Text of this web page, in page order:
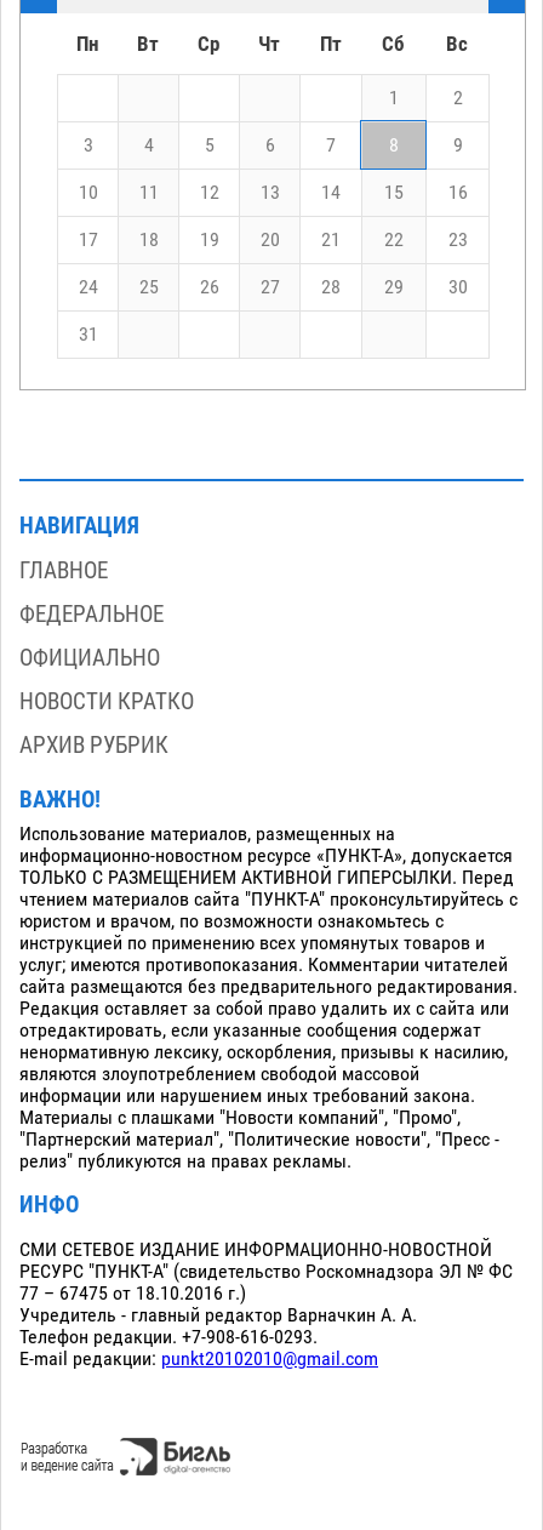
Пн Вт Ср Чт Пт Сб Вс
1 2
3 4 5 6 7 8 9
10 11 12 13 14 15 16
17 18 19 20 21 22 23
24 25 26 27 28 29 30
31
НАВИГАЦИЯ
ГЛАВНОЕ
ФЕДЕРАЛЬНОЕ
ОФИЦИАЛЬНО
НОВОСТИ КРАТКО
АРХИВ РУБРИК
ВАЖНО!
Использование материалов, размещенных на
информационно-новостном ресурсе «ПУНКТ-А», допускается
ТОЛЬКО С РАЗМЕЩЕНИЕМ АКТИВНОЙ ГИПЕРСЫЛКИ. Перед
чтением материалов сайта "ПУНКТ-А" проконсультируйтесь с
юристом и врачом, по возможности ознакомьтесь с
инструкцией по применению всех упомянутых товаров и
услуг; имеются противопоказания. Комментарии читателей
сайта размещаются без предварительного редактирования.
Редакция оставляет за собой право удалить их с сайта или
отредактировать, если указанные сообщения содержат
ненормативную лексику, оскорбления, призывы к насилию,
являются злоупотреблением свободой массовой
информации или нарушением иных требований закона.
Материалы с плашками "Новости компаний", "Промо",
"Партнерский материал", "Политические новости", "Пресс -
релиз" публикуются на правах рекламы.
ИНФО
СМИ СЕТЕВОЕ ИЗДАНИЕ ИНФОРМАЦИОННО-НОВОСТНОЙ
РЕСУРС "ПУНКТ-А" (свидетельство Роскомнадзора ЭЛ № ФС
77 – 67475 от 18.10.2016 г.)
Учредитель - главный редактор Варначкин А. А.
Телефон редакции. +7-908-616-0293.
E-mail редакции: punkt20102010@gmail.com